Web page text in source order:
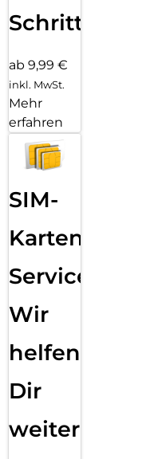
Schritten
ab 9,99 €
inkl. MwSt.
Mehr
erfahren
SIM-
Karten
Service:
Wir
helfen
Dir
weiter